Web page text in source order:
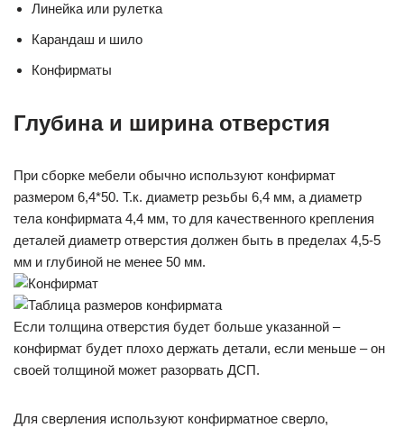
Линейка или рулетка
Карандаш и шило
Конфирматы
Глубина и ширина отверстия
При сборке мебели обычно используют конфирмат
размером 6,4*50. Т.к. диаметр резьбы 6,4 мм, а диаметр
тела конфирмата 4,4 мм, то для качественного крепления
деталей диаметр отверстия должен быть в пределах 4,5-5
мм и глубиной не менее 50 мм.
Если толщина отверстия будет больше указанной –
конфирмат будет плохо держать детали, если меньше – он
своей толщиной может разорвать ДСП.
Для сверления используют конфирматное сверло,